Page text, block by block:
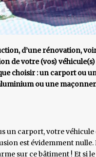
d’une rénovation,
de votre (vos)
choisir : un carport ou
ou une
un carport, votre
est évidemment nulle.
sur ce bâtiment ! Et si